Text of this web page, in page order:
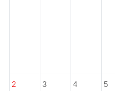
2 3 4 5